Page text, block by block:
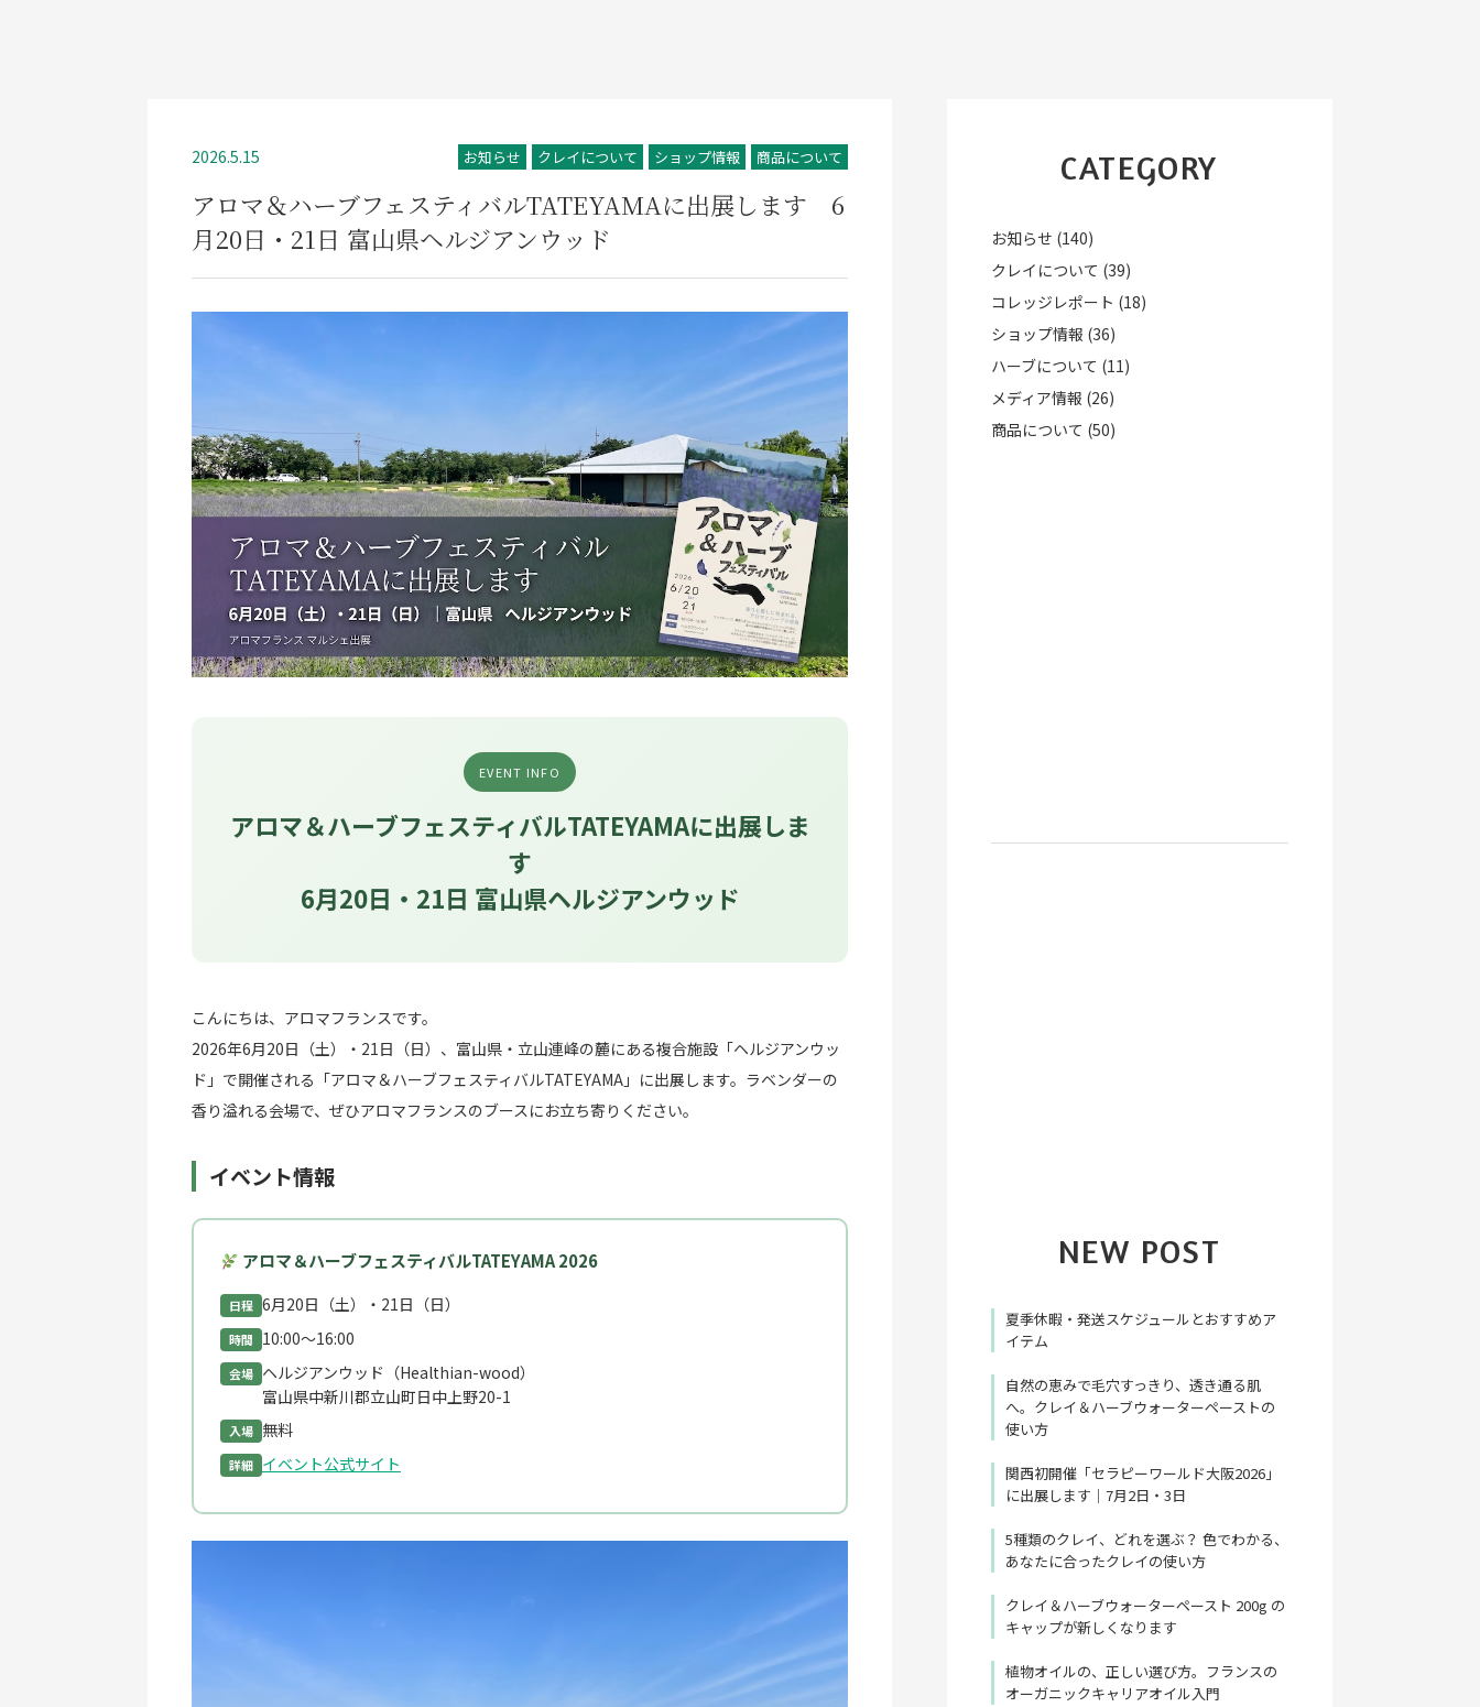
2026.5.15 お知らせ クレイについて ショップ情報 商品について
アロマ＆ハーブフェスティバルTATEYAMAに出展します 6
月20日・21日 富山県ヘルジアンウッド
EVENT INFO
アロマ＆ハーブフェスティバルTATEYAMAに出展しま
す
6月20日・21日 富山県ヘルジアンウッド
こんにちは、アロマフランスです。
2026年6月20日（土）・21日（日）、富山県・立山連峰の麓にある複合施設「ヘルジアンウッ
ド」で開催される「アロマ＆ハーブフェスティバルTATEYAMA」に出展します。ラベンダーの
香り溢れる会場で、ぜひアロマフランスのブースにお立ち寄りください。
イベント情報
アロマ＆ハーブフェスティバルTATEYAMA 2026
日程 6月20日（土）・21日（日）
時間 10:00〜16:00
会場 ヘルジアンウッド（Healthian-wood）
富山県中新川郡立山町日中上野20-1
入場 無料
詳細 イベント公式サイト
CATEGORY
お知らせ (140)
クレイについて (39)
コレッジレポート (18)
ショップ情報 (36)
ハーブについて (11)
メディア情報 (26)
商品について (50)
NEW POST
夏季休暇・発送スケジュールとおすすめア
イテム
自然の恵みで毛穴すっきり、透き通る肌
へ。クレイ＆ハーブウォーターペーストの
使い方
関西初開催「セラピーワールド大阪2026」
に出展します｜7月2日・3日
5種類のクレイ、どれを選ぶ？ 色でわかる、
あなたに合ったクレイの使い方
クレイ＆ハーブウォーターペースト 200g の
キャップが新しくなります
植物オイルの、正しい選び方。フランスの
オーガニックキャリアオイル入門